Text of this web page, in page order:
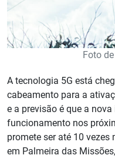
Foto
A tecnologia 5G está
cabeamento para a
e a previsão é que a
funcionamento nos
promete ser até 10
em Palmeira das